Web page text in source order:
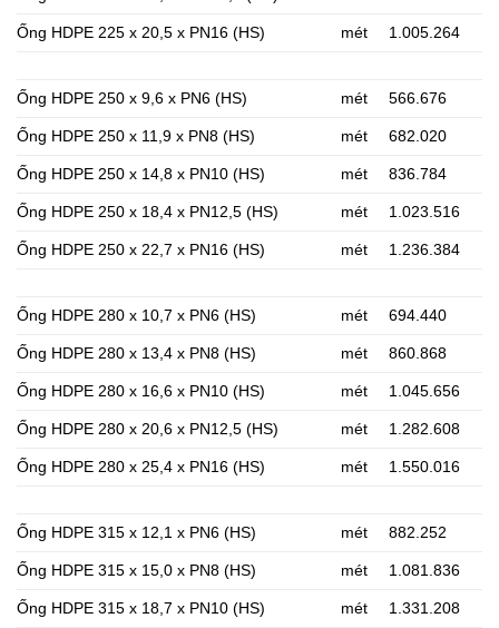
Ống HDPE 225 x 20,5 x PN16 (HS) mét 1.005.264
Ống HDPE 250 x 9,6 x PN6 (HS) mét 566.676
Ống HDPE 250 x 11,9 x PN8 (HS) mét 682.020
Ống HDPE 250 x 14,8 x PN10 (HS) mét 836.784
Ống HDPE 250 x 18,4 x PN12,5 (HS) mét 1.023.516
Ống HDPE 250 x 22,7 x PN16 (HS) mét 1.236.384
Ống HDPE 280 x 10,7 x PN6 (HS) mét 694.440
Ống HDPE 280 x 13,4 x PN8 (HS) mét 860.868
Ống HDPE 280 x 16,6 x PN10 (HS) mét 1.045.656
Ống HDPE 280 x 20,6 x PN12,5 (HS) mét 1.282.608
Ống HDPE 280 x 25,4 x PN16 (HS) mét 1.550.016
Ống HDPE 315 x 12,1 x PN6 (HS) mét 882.252
Ống HDPE 315 x 15,0 x PN8 (HS) mét 1.081.836
Ống HDPE 315 x 18,7 x PN10 (HS) mét 1.331.208